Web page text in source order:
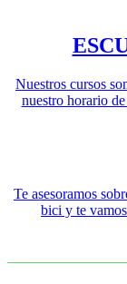
Nuestros cursos
nuestro horario
Te asesoramos
bici y te